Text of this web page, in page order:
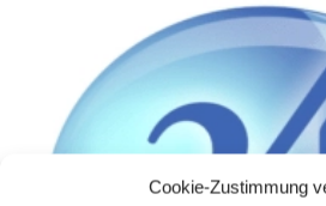
Cookie-Zustimmung